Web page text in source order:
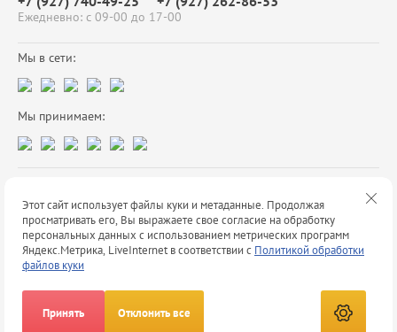
Ежедневно: с 09-00 до 17-00
Мы в сети:
Мы принимаем:
Политика конфиденциальности
создать интернет магазинв megagroup.ru
Этот сайт использует файлы куки и метаданные. Продолжая
просматривать его, Вы выражаете свое согласие на обработку
персональных данных с использованием метрических программ
Яндекс.Метрика, LiveInternet в соответствии с Политикой обработки
файлов куки
Принять Отклонить все